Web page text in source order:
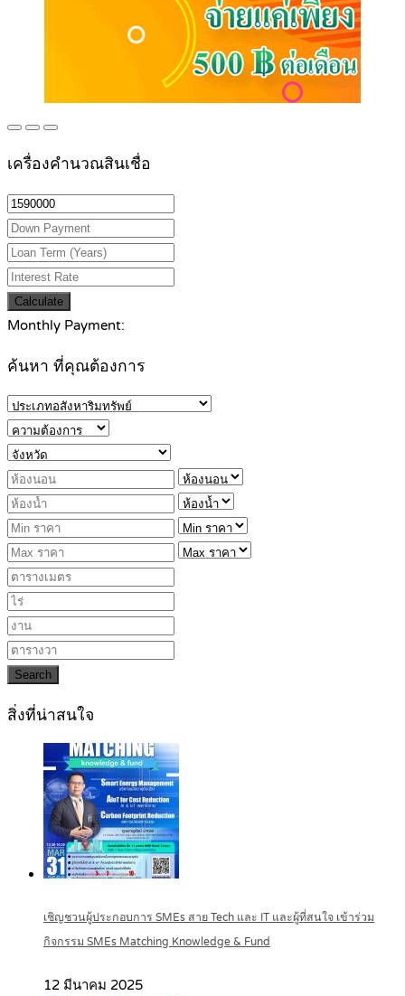
เครื่องคำนวณสินเชื่อ
Calculate
Monthly Payment:
ค้นหา ที่คุณต้องการ
Search
สิ่งที่น่าสนใจ
เชิญชวนผู้ประกอบการ SMEs สาย Tech และ IT และผู้ที่สนใจ เข้าร่วม
กิจกรรม SMEs Matching Knowledge & Fund
12 มีนาคม 2025